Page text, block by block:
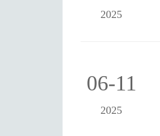
2025
06-11
2025